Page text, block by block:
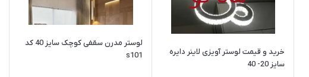
خرید و قیمت لوستر آویزی لاینر دایره
سایز 20- 40
لوستر مدرن سقفی کوچک سایز 40 کد
s101